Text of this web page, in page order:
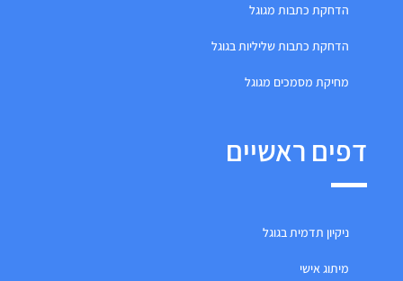
הדחקת כתבות מגוגל
הדחקת כתבות שליליות בגוגל
מחיקת מסמכים מגוגל
דפים ראשיים
ניקיון תדמית בגוגל
מיתוג אישי